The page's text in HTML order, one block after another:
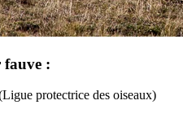
fauve :
protectrice des oiseaux)